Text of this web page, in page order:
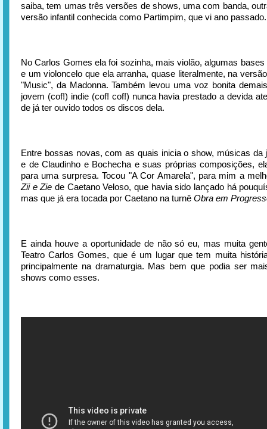
saiba, tem umas três versões de shows, uma com banda,
versão infantil conhecida como Partimpim, que vi ano passado.
No Carlos Gomes ela foi sozinha, mais violão, algumas
e um violoncelo que ela arranha, quase literalmente, na
"Music", da Madonna. Também levou uma voz bonita
jovem (cof!) indie (cof! cof!) nunca havia prestado a devida
de já ter ouvido todos os discos dela.
Entre bossas novas, com as quais inicia o show, músicas da
e de Claudinho e Bochecha e suas próprias composições,
para uma surpresa. Tocou "A Cor Amarela", para mim a
Zii e Zie de Caetano Veloso, que havia sido lançado há
mas que já era tocada por Caetano na turnê Obra em
E ainda houve a oportunidade de não só eu, mas muita
Teatro Carlos Gomes, que é um lugar que tem muita
principalmente na dramaturgia. Mas bem que podia ser
shows como esses.